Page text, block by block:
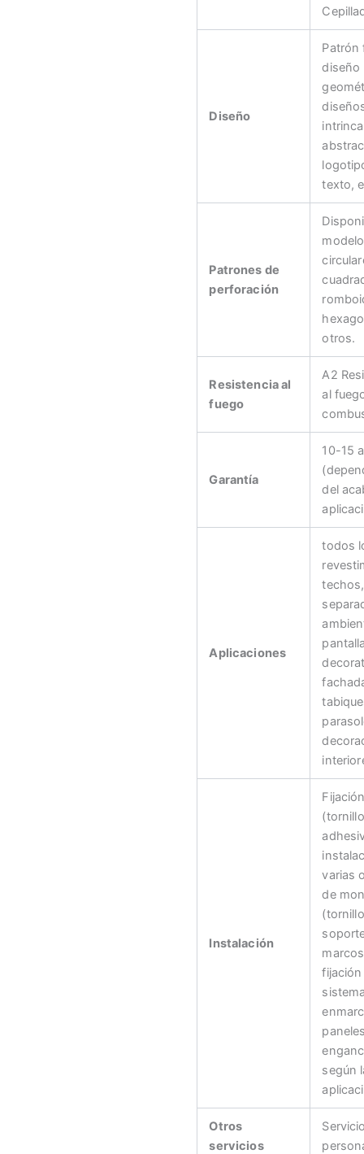
Diseño
Patrón
diseño
texto,
Patrones de
perforación
otros.
Resistencia al
fuego
A2
al
Garantía
10-15
del
Aplicaciones
todos
techos,
Instalación
varias
de
según
Otros
servicios